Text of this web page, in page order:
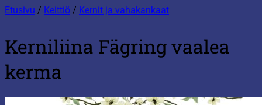
Etusivu / Keittiö / Kernit ja vahakankaat
Kerniliina Fägring vaalea
kerma